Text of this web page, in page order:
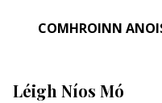
COMHROINN
Léigh Níos Mó